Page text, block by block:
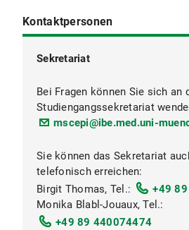
Kontaktpersonen
Sekretariat
Bei Fragen können Sie sich an
Studiengangssekretariat
mscepi@ibe.med.uni-
Sie können das Sekretariat
telefonisch erreichen:
Birgit Thomas, Tel.:
+49
Monika Blabl-Jouaux, Tel.:
+49 89 440074474
Studiengangskoordination
Programmkoordination
Prüfungsausschuss